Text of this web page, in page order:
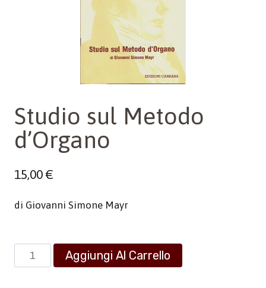
Studio sul Metodo
d’Organo
15,00€
di Giovanni Simone Mayr
Studio
sul
Aggiungi Al Carrello